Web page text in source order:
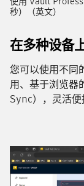
秒）（英文）
在多种设备
您可以使用不同
用、基于浏览器
Sync），灵活便